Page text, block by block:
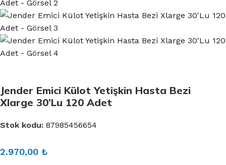
Jender Emici Külot Yetişkin Hasta Bezi
Xlarge 30’Lu 120 Adet
Stok kodu: 87985456654
2.970,00 ₺